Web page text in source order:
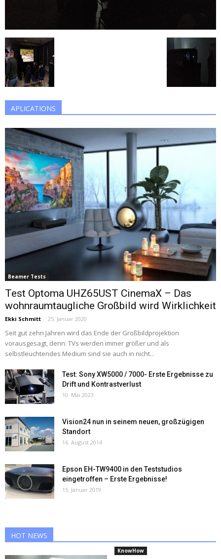
APLICATIONS
Beamer Tests
Test Optoma UHZ65UST CinemaX – Das
wohnraumtaugliche Großbild wird Wirklichkeit
Ekki Schmitt - 25. Januar 2020
Seit gut zehn Jahren wird das Ende der Großbildprojektion
vorausgesagt, denn: TVs werden immer größer und als
selbstleuchtendes Medium sind sie auch in nicht...
Test: Sony XW5000 / 7000- Erste Ergebnisse zu
Drift und Kontrastverlust
10. Mai 2023
Vision24 nun in seinem neuen, großzügigen
Standort
16. August 2014
Epson EH-TW9400 in den Teststudios
eingetroffen – Erste Ergebnisse!
15. Januar 2019
HOT NEWS
KnowHow